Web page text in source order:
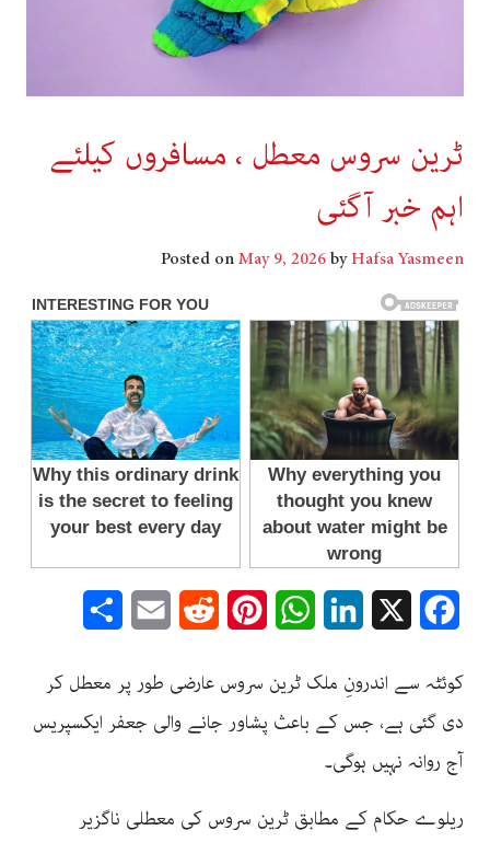
ٹرین سروس معطل ، مسافروں کیلئے
اہم خبر آگئی
Posted onMay 9, 2026byHafsa Yasmeen
Facebook
LinkedIn
WhatsApp
Pinterest
Reddit
Email
کوئٹہ سے اندرونِ ملک ٹرین سروس عارضی طور پر معطل کر
دی گئی ہے، جس کے باعث پشاور جانے والی جعفر ایکسپریس
آج روانہ نہیں ہوگی۔
ریلوے حکام کے مطابق ٹرین سروس کی معطلی ناگزیر